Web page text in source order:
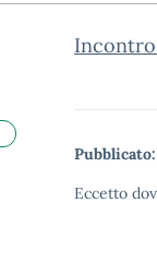
Pubblicato:
Eccetto